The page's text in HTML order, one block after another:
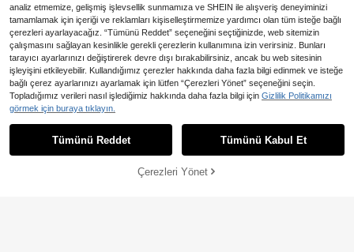
En Çok Satanlar VIVA RELLE
Viva Relle Büyük Beden Şık Benzer
siz Uzun Kollu Seksi Elbise
17 kaldı
725,45TL -47%
En Çok Satanlar
SHEIN SXY Artı Beden Elbiseler
999
%44% İNDİRİM!
analiz etmemize, gelişmiş işlevsellik sunmamıza ve SHEIN ile alışveriş deneyiminizi
tamamlamak için içeriği ve reklamları kişiselleştirmemize yardımcı olan tüm isteğe bağlı
çerezleri ayarlayacağız. “Tümünü Reddet” seçeneğini seçtiğinizde, web sitemizin
çalışmasını sağlayan kesinlikle gerekli çerezlerin kullanımına izin verirsiniz. Bunları
tarayıcı ayarlarınızı değiştirerek devre dışı bırakabilirsiniz, ancak bu web sitesinin
işleyişini etkileyebilir. Kullandığımız çerezler hakkında daha fazla bilgi edinmek ve isteğe
bağlı çerez ayarlarınızı ayarlamak için lütfen “Çerezleri Yönet” seçeneğini seçin.
Topladığımız verileri nasıl işlediğimiz hakkında daha fazla bilgi için Gizlilik Politikamızı
görmek için buraya tıklayın.
Tümünü Reddet Tümünü Kabul Et
Çerezleri Yönet